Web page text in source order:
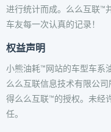
进行统计而成。么么互联™
车友每一次认真的记录！
权益声明
小熊油耗™网站的车型车系
么么互联信息技术有限公
得么么互联™的授权。未经
任。